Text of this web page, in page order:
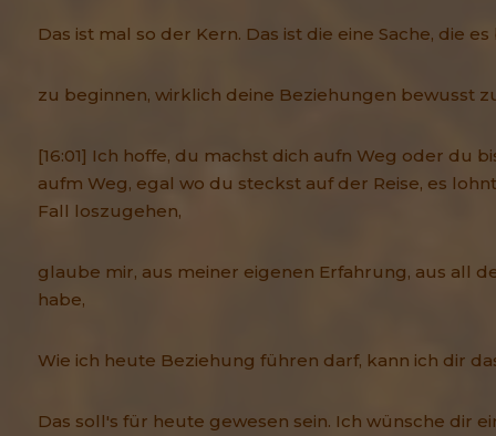
Das ist mal so der Kern. Das ist die eine Sache, die
zu beginnen, wirklich deine Beziehungen bewusst
[16:01] Ich hoffe, du machst dich aufn Weg oder du
aufm Weg, egal wo du steckst auf der Reise, es
Fall loszugehen,
glaube mir, aus meiner eigenen Erfahrung, aus all
habe,
Wie ich heute Beziehung führen darf, kann ich dir
Das soll's für heute gewesen sein. Ich wünsche dir